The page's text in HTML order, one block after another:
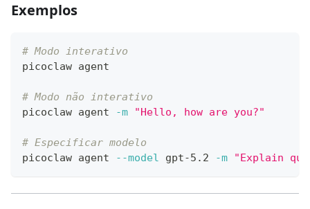
Exemplos
# Modo interativo
picoclaw agent
# Modo não interativo
picoclaw agent
-m "Hello, how are you?"
# Especificar modelo
picoclaw agent
--model gpt-5.2 -m "Explain